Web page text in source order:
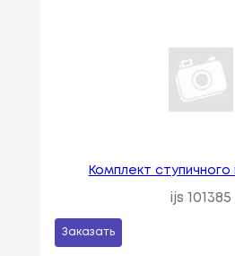
Комплект
ijs 101385
Заказать